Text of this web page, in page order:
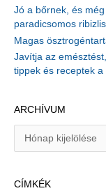
Jó a bőrnek, és
paradicsomos
Magas
Javítja az
tippek és receptek
ARCHÍVUM
íCÍMKÉK